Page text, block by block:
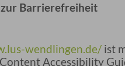
Barrierefreiheit
wendlingen.de/ist
Accessibility